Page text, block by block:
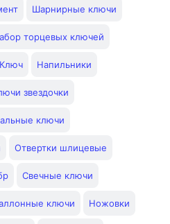
Шарнирные ключи
торцевых ключей
Ключ Напильники
звездочки
ключи
Отвертки шлицевые
Свечные ключи
ключи Ножовки